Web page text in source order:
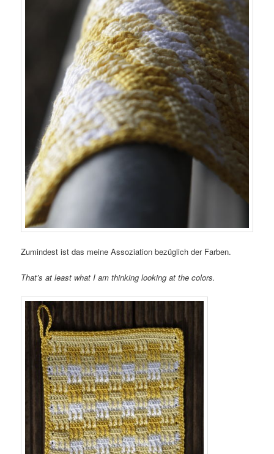
Zumindest ist das meine Assoziation bezüglich der Farben.
That’s at least what I am thinking looking at the colors.